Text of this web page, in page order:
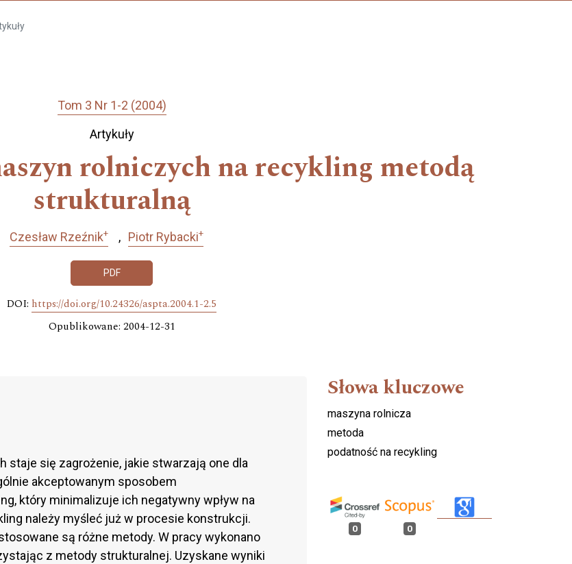
Tom 3 Nr 1-2 (2004)
Artykuły
rolniczych na recykling metodą
strukturalną
Czesław Rzeźnik+ Piotr Rybacki+
PDF
DOI: https://doi.org/10.24326/aspta.2004.1-2.5
Opublikowane: 2004-12-31
się zagrożenie, jakie stwarzają one dla
akceptowanym sposobem
który minimalizuje ich negatywny wpływ na
należy myśleć już w procesie konstrukcji.
są różne metody. W pracy wykonano
z metody strukturalnej. Uzyskane wyniki
Słowa kluczowe
maszyna rolnicza
metoda
podatność na recykling
0 0